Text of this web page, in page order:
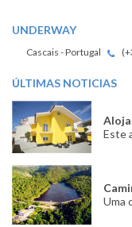
UNDERWAY
Cascais - Portugal
ÚLTIMAS NOTICIAS
Este
Uma